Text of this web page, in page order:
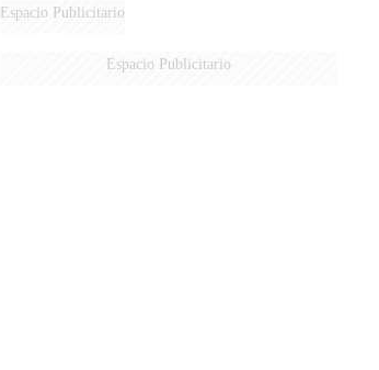
Espacio Publicitario
Espacio Publicitario